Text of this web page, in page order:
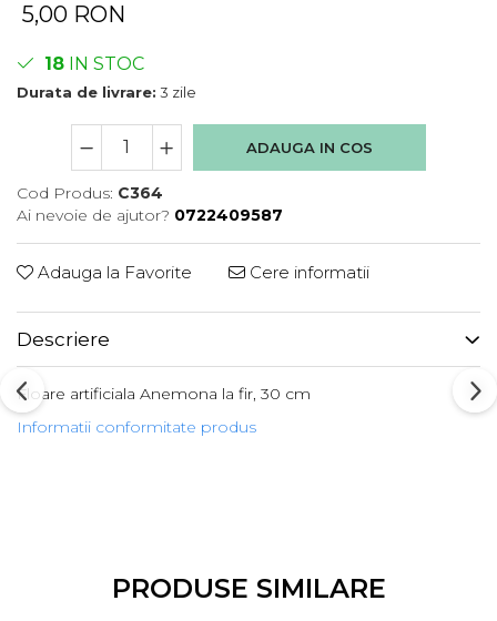
5,00 RON
18 IN STOC
Durata de livrare: 3 zile
ADAUGA IN COS
Cod Produs: C364
Ai nevoie de ajutor? 0722409587
Adauga la Favorite Cere informatii
Descriere
Floare artificiala Anemona la fir, 30 cm
Informatii conformitate produs
PRODUSE SIMILARE